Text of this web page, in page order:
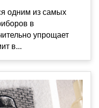
одним из самых
в
упрощает
в...